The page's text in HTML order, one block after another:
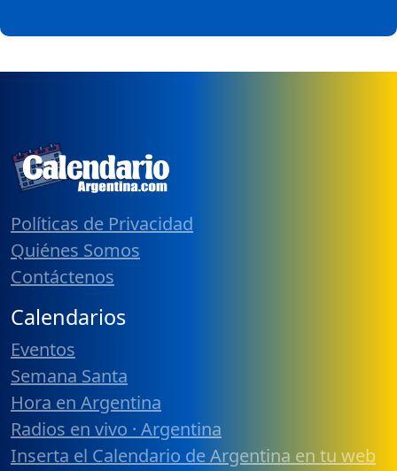
Políticas de Privacidad
Quiénes Somos
Contáctenos
Calendarios
Eventos
Semana Santa
Hora en Argentina
Radios en vivo · Argentina
Inserta el Calendario de Argentina en tu web